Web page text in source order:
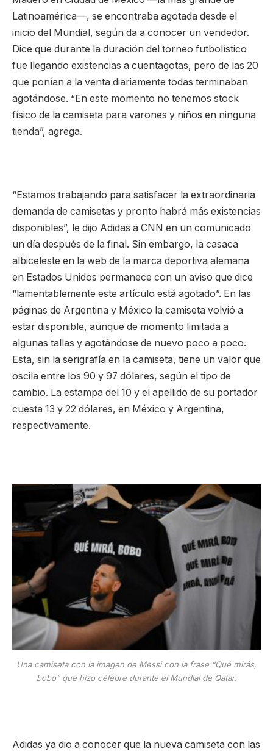
Latinoamérica—, se encontraba agotada desde el
inicio del Mundial, según da a conocer un vendedor.
Dice que durante la duración del torneo futbolístico
fue llegando existencias a cuentagotas, pero de las 20
que ponían a la venta diariamente todas terminaban
agotándose. “En este momento no tenemos stock
físico de la camiseta para varones y niños en ninguna
tienda”, agrega.
“Estamos trabajando para satisfacer la extraordinaria
demanda de camisetas y pronto habrá más existencias
disponibles”, le dijo Adidas a CNN en un comunicado
un día después de la final. Sin embargo, la casaca
albiceleste en la web de la marca deportiva alemana
en Estados Unidos permanece con un aviso que dice
“lamentablemente este artículo está agotado”. En las
páginas de Argentina y México la camiseta volvió a
estar disponible, aunque de momento limitada a
algunas tallas y agotándose de nuevo poco a poco.
Esta, sin la serigrafía en la camiseta, tiene un valor que
oscila entre los 90 y 97 dólares, según el tipo de
cambio. La estampa del 10 y el apellido de su portador
cuesta 13 y 22 dólares, en México y Argentina,
respectivamente.
Una camiseta con la imagen de Messi con la frase “Qué mirás,
bobo” que hizo célebre durante el Mundial de Qatar.
Adidas ya dio a conocer que la nueva camiseta con las